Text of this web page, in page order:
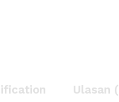
Ulasan